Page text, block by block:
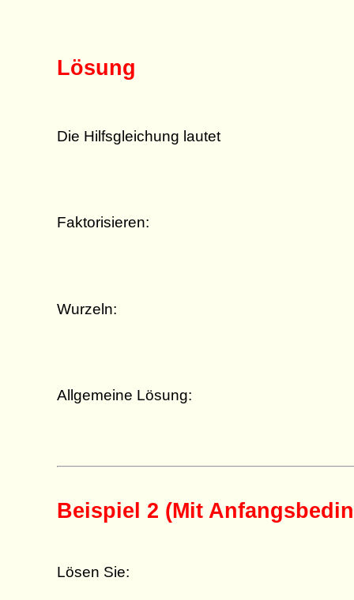
Lösung
Die Hilfsgleichung lautet
Faktorisieren:
Wurzeln:
Allgemeine Lösung:
Beispiel 2 (Mit
Lösen Sie: